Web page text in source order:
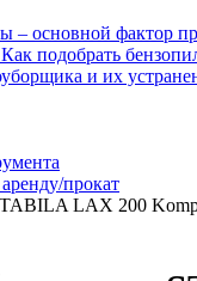
– основной фактор
Как подобрать
и их
прокат
LAX 200